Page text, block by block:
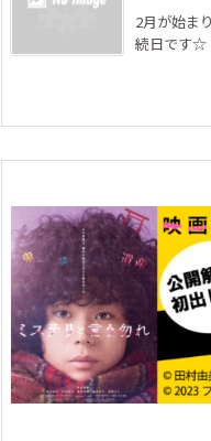
2月が始ま
続日です☆